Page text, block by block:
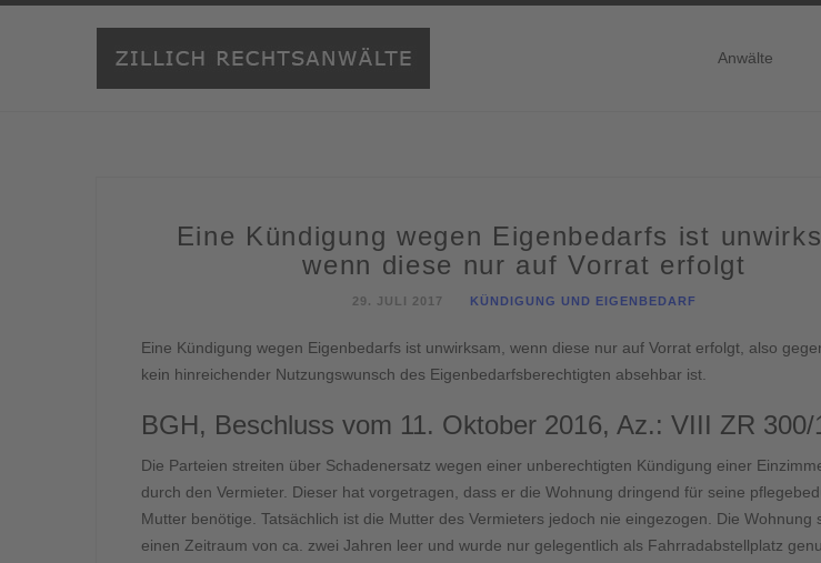
Anwälte
Eine Kündigung wegen Eigenbedarfs ist
wenn diese nur auf Vorrat erfolgt
29. JULI 2017 KÜNDIGUNG UND EIGENBEDARF
Eine Kündigung wegen Eigenbedarfs ist unwirksam, wenn diese nur auf Vorrat erfolgt, also
kein hinreichender Nutzungswunsch des Eigenbedarfsberechtigten absehbar ist.
BGH, Beschluss vom 11. Oktober 2016, Az.: VIII ZR 300/
Die Parteien streiten über Schadenersatz wegen einer unberechtigten Kündigung einer
durch den Vermieter. Dieser hat vorgetragen, dass er die Wohnung dringend für seine
Mutter benötige. Tatsächlich ist die Mutter des Vermieters jedoch nie eingezogen. Die Wohnung
einen Zeitraum von ca. zwei Jahren leer und wurde nur gelegentlich als Fahrradabstellplatz